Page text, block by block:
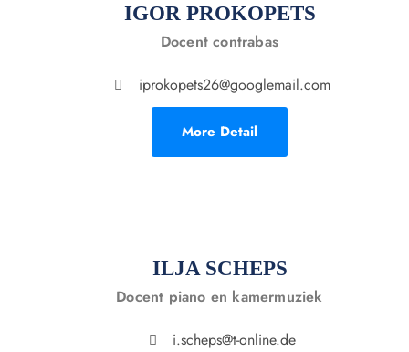
IGOR PROKOPETS
Docent contrabas
iprokopets26@googlemail.com
More Detail
ILJA SCHEPS
Docent piano en kamermuziek
i.scheps@t-online.de